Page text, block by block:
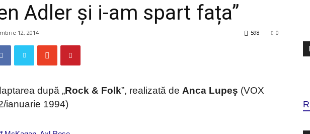
Adler și i-am spart fața”
12, 2014 0
598
după „Rock & Folk”, realizată de Anca Lupeş (VOX
ianuarie 1994)